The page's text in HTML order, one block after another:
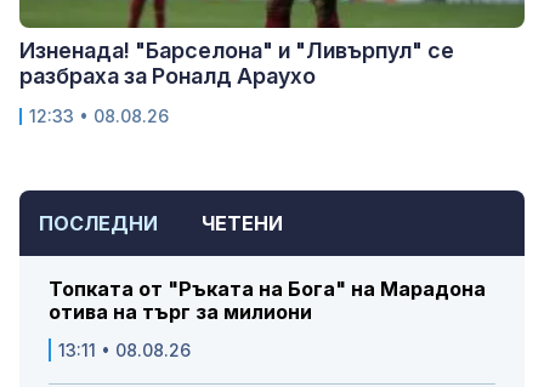
ПОСЛЕДНИ ЧЕТЕНИ
Топката от "Ръката на Бога" на Марадона
отива на търг за милиони
13:11 • 08.08.26
Изненада! "Барселона" и "Ливърпул" се
разбраха за Роналд Араухо
12:33 • 08.08.26